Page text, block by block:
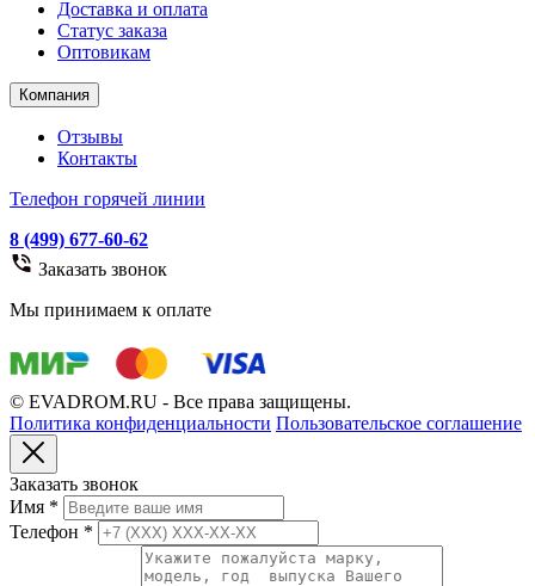
Доставка и оплата
Статус заказа
Оптовикам
Компания
Отзывы
Контакты
Телефон горячей линии
8 (499) 677-60-62
Заказать звонок
Мы принимаем к оплате
© EVADROM.RU - Все права защищены.
Политика конфиденциальности Пользовательское соглашение
Заказать звонок
Имя *
Телефон *